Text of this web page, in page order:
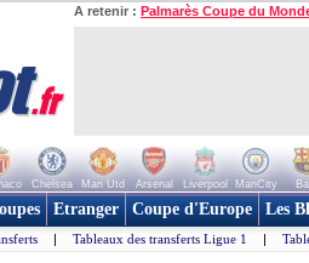
A retenir : Palmarès Coupe du
Chelsea Man Utd Arsenal Liverpool ManCity
Etranger Coupe d'Europe Les
| Tableaux des transferts Ligue 1 |